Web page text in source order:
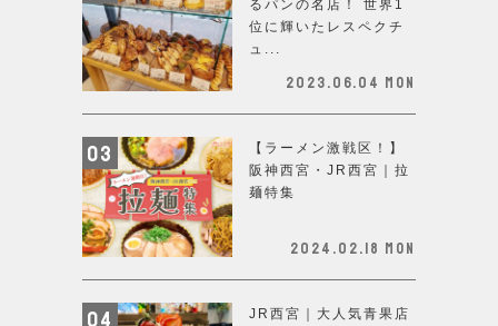
るパンの名店！ 世界1
位に輝いたレスペクチ
ュ...
2023.06.04 Mon
【ラーメン激戦区！】
阪神西宮・JR西宮｜拉
麺特集
2024.02.18 Mon
JR西宮｜大人気青果店